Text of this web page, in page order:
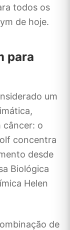
todos os
de hoje.
para
um
câncer: o
concentra
desde
Biológica
Helen
de